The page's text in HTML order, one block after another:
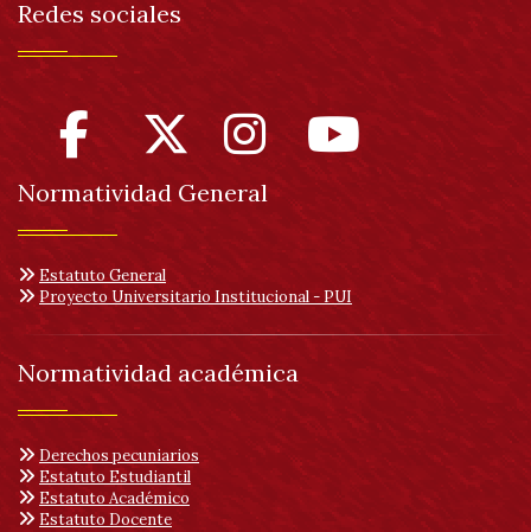
Redes sociales
Normatividad General
Estatuto General
Proyecto Universitario Institucional - PUI
Normatividad académica
Derechos pecuniarios
Estatuto Estudiantil
Estatuto Académico
Estatuto Docente